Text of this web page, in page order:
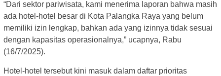
“Dari sektor pariwisata, kami menerima laporan bahwa masih
ada hotel-hotel besar di Kota Palangka Raya yang belum
memiliki izin lengkap, bahkan ada yang izinnya tidak sesuai
dengan kapasitas operasionalnya,” ucapnya, Rabu
(16/7/2025).
Hotel-hotel tersebut kini masuk dalam daftar prioritas